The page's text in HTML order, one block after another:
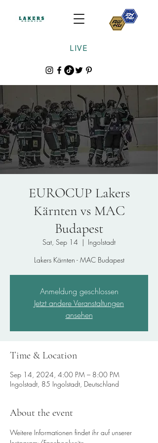
LIVE
EUROCUP Lakers
Kärnten vs MAC
Budapest
Sat, Sep 14
  |
Ingolstadt
Lakers Kärnten - MAC Budapest
Anmeldung geschlossen
Jetzt andere Veranstaltungen
ansehen
Time & Location
Sep 14, 2024, 4:00 PM – 8:00 PM
Ingolstadt, 85 Ingolstadt, Deutschland
About the event
Weitere Informationen findet ihr auf unserer